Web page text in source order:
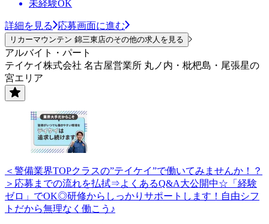
未経験OK
詳細を見る 応募画面に進む
リカーマウンテン 錦三東店のその他の求人を見る
アルバイト・パート
テイケイ株式会社 名古屋営業所 丸ノ内・枇杷島・尾張星の
宮エリア
＜警備業界TOPクラスの”テイケイ”で働いてみませんか！？
＞応募までの流れを払拭⇒よくあるQ&A大公開中☆「経験
ゼロ」でOK◎研修からしっかりサポートします！自由シフ
トだから無理なく働こう♪